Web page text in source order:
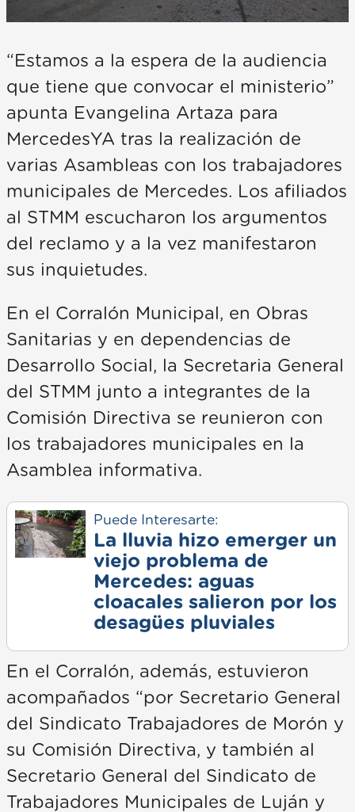
“Estamos a la espera de la audiencia
que tiene que convocar el ministerio”
apunta Evangelina Artaza para
MercedesYA tras la realización de
varias Asambleas con los trabajadores
municipales de Mercedes. Los afiliados
al STMM escucharon los argumentos
del reclamo y a la vez manifestaron
sus inquietudes.
En el Corralón Municipal, en Obras
Sanitarias y en dependencias de
Desarrollo Social, la Secretaria General
del STMM junto a integrantes de la
Comisión Directiva se reunieron con
los trabajadores municipales en la
Asamblea informativa.
Puede Interesarte:
La lluvia hizo emerger un
viejo problema de
Mercedes: aguas
cloacales salieron por los
desagües pluviales
En el Corralón, además, estuvieron
acompañados “por Secretario General
del Sindicato Trabajadores de Morón y
su Comisión Directiva, y también al
Secretario General del Sindicato de
Trabajadores Municipales de Luján y